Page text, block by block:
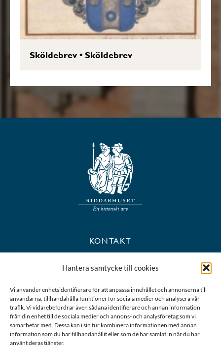
Hantera samtycke till cookies
Vi använder enhetsidentifierare för att anpassa innehållet och annonserna till
användarna, tillhandahålla funktioner för sociala medier och analysera vår
trafik. Vi vidarebefordrar även sådana identifierare och annan information
från din enhet till de sociala medier och annons- och analysföretag som vi
samarbetar med. Dessa kan i sin tur kombinera informationen med annan
information som du har tillhandahållit eller som de har samlat in när du har
använt deras tjänster.
Sköldebrev•Sköldebrev
KONTAKT
BESÖKS- OCH POSTADRESS
Riddarhustorget 10